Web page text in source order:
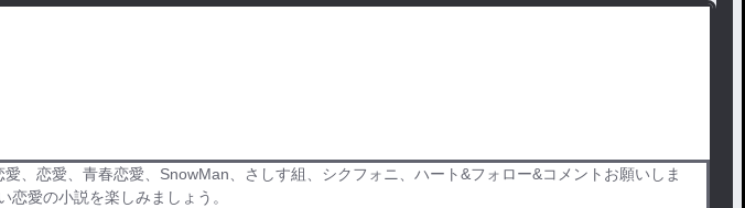
、恋愛、青春恋愛、SnowMan、さしす組、シクフォニ、ハート&フォロー&コメントお願いしま
愛の小説を楽しみましょう。